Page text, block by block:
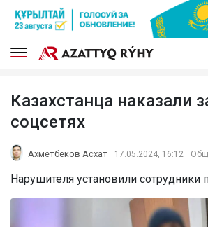
Казахстанца наказали
соцсетях
Ахметбеков Асхат 17.05.2024, 16:12
Нарушителя установили сотрудники